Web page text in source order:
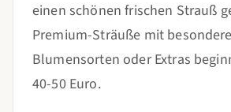
einen schönen frischen Strauß
Premium-Sträuße mit
Blumensorten oder Extras
40-50 Euro.